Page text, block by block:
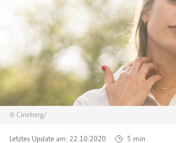
©Cineberg/
Letztes Update am:22.10.2020 5 min